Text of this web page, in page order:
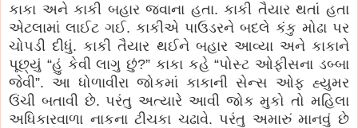
કાકા અને કાકી બહાર જવાના હતા. કાકી તૈયાર થતાં હતા
એટલામાં લાઈટ ગઈ. કાકીએ પાઉડરને બદલે કંકુ મોઢા પર
ચોપડી દીધું. કાકી તૈયાર થઈને બહાર આવ્યા અને કાકાને
પૂછ્યું “હું કેવી લાગુ છું?” કાકા કહે “પોસ્ટ ઓફીસના ડબ્બા
જેવી”. આ ધોળાવીરા જોકમાં કાકાની સેન્સ ઓફ હ્યુમર
ઉંચી બતાવી છે. પરંતુ અત્યારે આવી જોક મુકો તો મહિલા
અધિકારવાળા નાકના ટીચકા ચઢાવે. પરંતુ અમારું માનવું છે